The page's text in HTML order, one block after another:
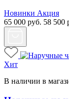
Новинки Акция
65 000 руб. 58 500
Хит
В наличии в